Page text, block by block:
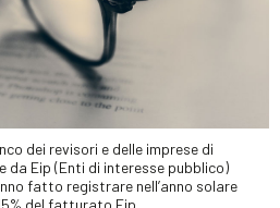
dei revisori e delle imprese di
da Eip (Enti di interesse pubblico)
fatto registrare nell’anno solare
del fatturato Eip